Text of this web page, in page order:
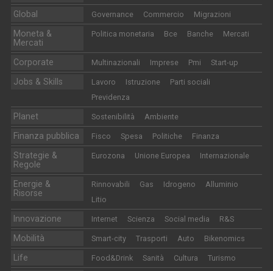
Global Governance Commercio Migrazioni
Moneta &
Mercati
Politica monetaria Bce Banche Mercati
Corporate Multinazionali Imprese Pmi Start-up
Jobs & Skills Lavoro Istruzione
Parti sociali
Previdenza
Planet Sostenibilità Ambiente
Finanza pubblica Fisco Spesa Politiche Finanza
Strategie &
Regole
Eurozona Unione Europea Internazionale
Energie &
Risorse
Rinnovabili Gas Idrogeno
Alluminio
Litio
Innovazione Internet Scienza Social media R&S
Mobilità Smart-city Trasporti Auto Bikenomics
Life Food&Drink Sanità Cultura Turismo